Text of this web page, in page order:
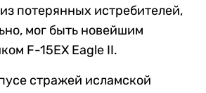
потерянных истребителей,
мог быть новейшим
F-15EX Eagle II.
стражей исламской